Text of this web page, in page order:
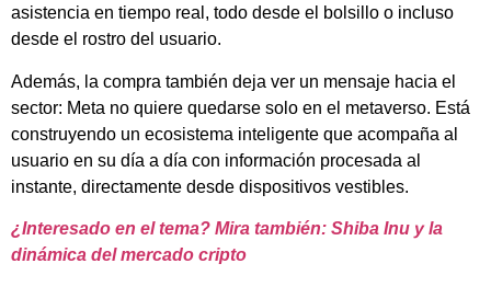
asistencia en tiempo real, todo desde el bolsillo o incluso
desde el rostro del usuario.
Además, la compra también deja ver un mensaje hacia el
sector: Meta no quiere quedarse solo en el metaverso. Está
construyendo un ecosistema inteligente que acompaña al
usuario en su día a día con información procesada al
instante, directamente desde dispositivos vestibles.
¿Interesado en el tema? Mira también: Shiba Inu y la
dinámica del mercado cripto